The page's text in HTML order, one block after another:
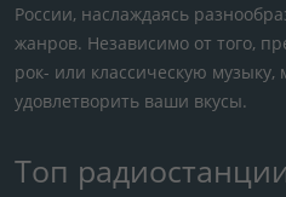
России, наслаждаясь
жанров. Независимо от того,
рок- или классическую музыку,
удовлетворить ваши вкусы.
Топ